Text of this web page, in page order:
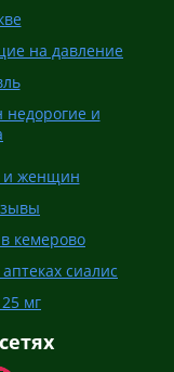
на давление
недорогие и
и женщин
кемерово
сиалис
мг